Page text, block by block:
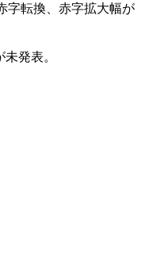
字転換、赤字拡大幅が
発表。